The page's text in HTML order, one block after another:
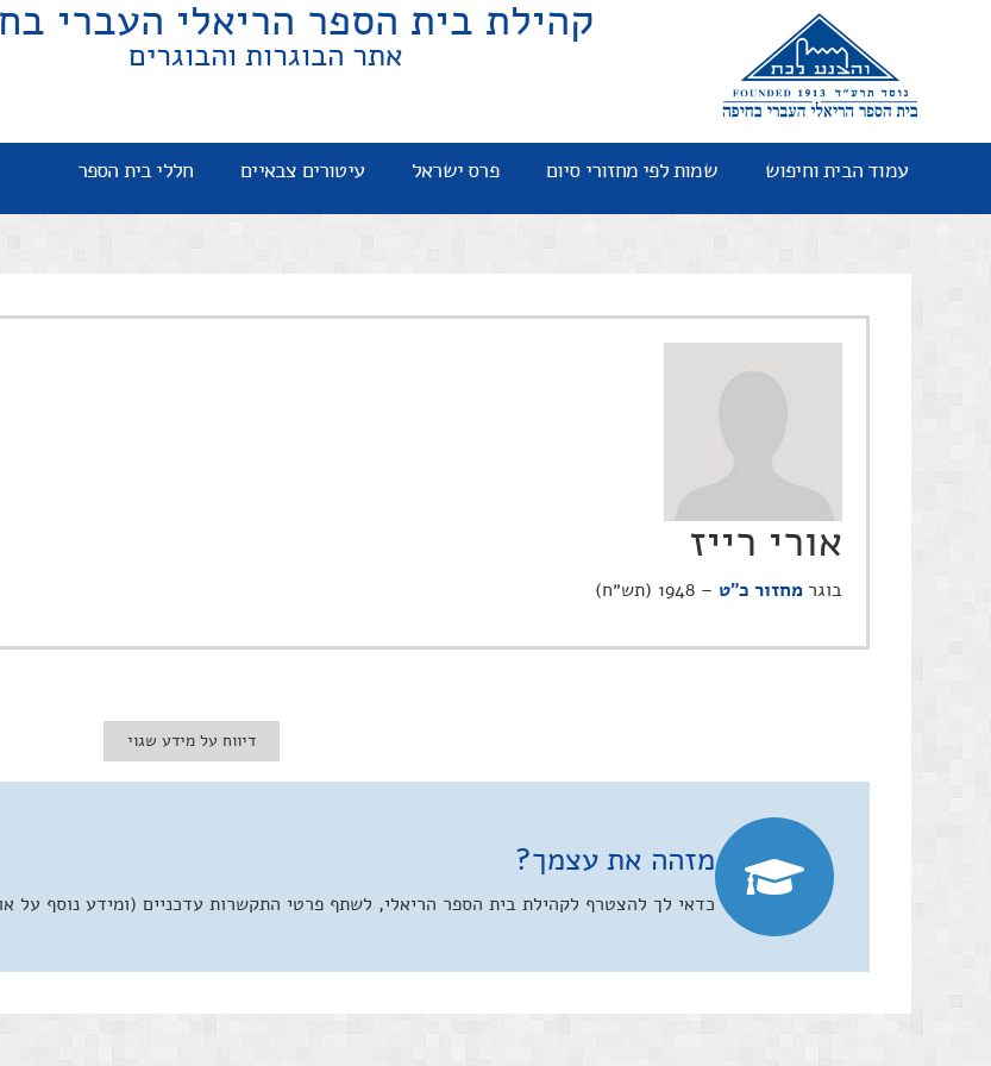
קהילת בית הספר הריאלי העברי
אתר הבוגרות והבוגרים
עמוד הבית וחיפוש שמות לפי מחזורי סיום פרס ישראל עיטורים צבאיים חללי בית הספר
אורי רייז
בוגר מחזור כ"ט – 1948 (תש״ח)
דיווח על מידע שגוי
מזהה את עצמך?
כדאי לך להצטרף לקהילת בית הספר הריאלי, לשתף פרטי התקשרות עדכניים (ומידע נוסף על